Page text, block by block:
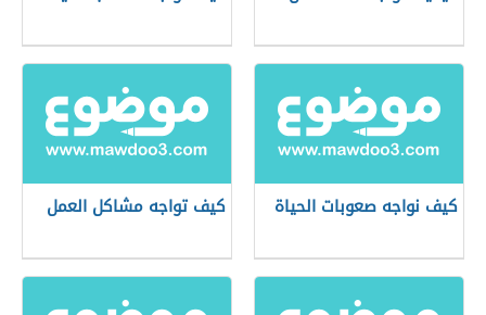
كيف نواجه صعوبات الحياة كيف تواجه مشاكل العمل